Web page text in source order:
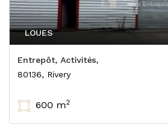
Entrepôt, Activités,
LOUES
80136, Rivery
600 m2